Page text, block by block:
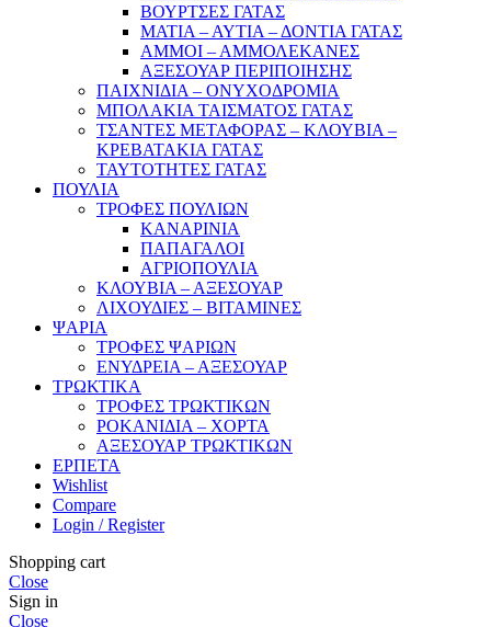
ΒΟΥΡΤΣΕΣ ΓΑΤΑΣ
ΜΑΤΙΑ – ΑΥΤΙΑ – ΔΟΝΤΙΑ ΓΑΤΑΣ
ΑΜΜΟΙ – ΑΜΜΟΛΕΚΑΝΕΣ
ΑΞΕΣΟΥΑΡ ΠΕΡΙΠΟΙΗΣΗΣ
ΠΑΙΧΝΙΔΙΑ – ΟΝΥΧΟΔΡΟΜΙΑ
ΜΠΟΛΑΚΙΑ ΤΑΙΣΜΑΤΟΣ ΓΑΤΑΣ
ΤΣΑΝΤΕΣ ΜΕΤΑΦΟΡΑΣ – ΚΛΟΥΒΙΑ –
ΚΡΕΒΑΤΑΚΙΑ ΓΑΤΑΣ
ΤΑΥΤΟΤΗΤΕΣ ΓΑΤΑΣ
ΠΟΥΛΙΑ
ΤΡΟΦΕΣ ΠΟΥΛΙΩΝ
ΚΑΝΑΡΙΝΙΑ
ΠΑΠΑΓΑΛΟΙ
ΑΓΡΙΟΠΟΥΛΙΑ
ΚΛΟΥΒΙΑ – ΑΞΕΣΟΥΑΡ
ΛΙΧΟΥΔΙΕΣ – ΒΙΤΑΜΙΝΕΣ
ΨΑΡΙΑ
ΤΡΟΦΕΣ ΨΑΡΙΩΝ
ΕΝΥΔΡΕΙΑ – ΑΞΕΣΟΥΑΡ
ΤΡΩΚΤΙΚΑ
ΤΡΟΦΕΣ ΤΡΩΚΤΙΚΩΝ
ΡΟΚΑΝΙΔΙΑ – ΧΟΡΤΑ
ΑΞΕΣΟΥΑΡ ΤΡΩΚΤΙΚΩΝ
ΕΡΠΕΤΑ
Wishlist
Compare
Login / Register
Shopping cart
Close
Sign in
Close